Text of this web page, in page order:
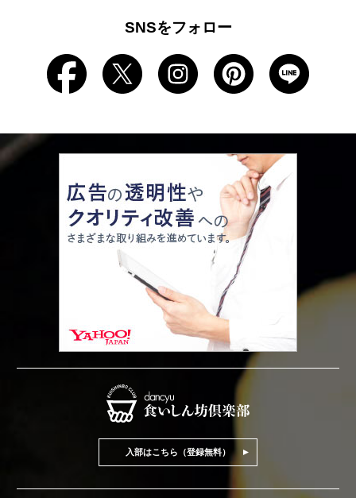
SNSをフォロー
入部はこちら（登録無料）